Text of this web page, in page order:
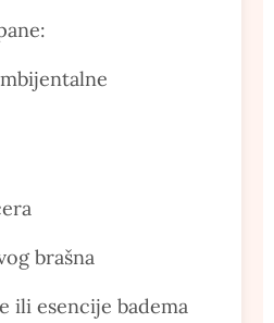
brašna
ili esencije badema